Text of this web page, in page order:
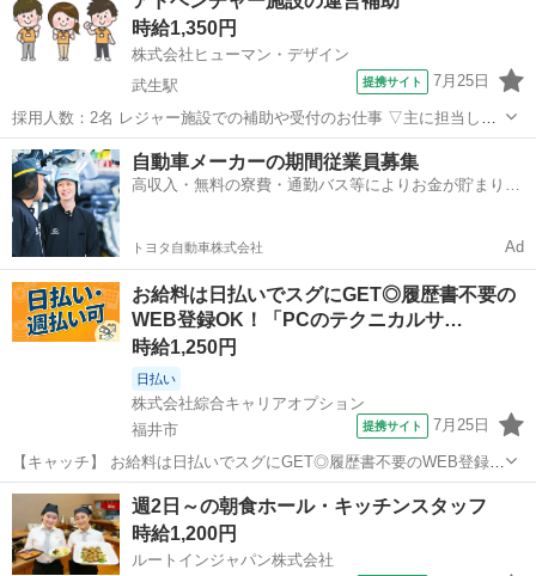
りのお仕事が見つかりま...
時給1,350円
株式会社ヒューマン・デザイン
武生駅
提携サイト 7月25日
採用人数：2名 レジャー施設での補助や受付のお仕事 ▽主に担当して
いただくお仕事はコチラ▽ ＊アクティビティーのインストラクター補
助 ＊装備品の装着の補助 ＊アクティビティーの受付 期間：7/22～
8/23 週2日～O...
福井 今立郡 武生駅
自動車メーカーの期間従業員募集
高収入・無料の寮費・通勤バス等によりお金が貯まりや
トヨタ自動車株式会社 Ad
お給料は日払いでスグにGET◎履歴書不要の
WEB登録OK！「PCのテクニカルサ…
時給1,250円
日払い
株式会社綜合キャリアオプション
福井市
提携サイト 7月25日
【キャッチ】 お給料は日払いでスグにGET◎履歴書不要のWEB登録
OK！「PCのテクニカルサポート」高時給1250円！仁愛女子高校周
辺！20代～40代のスタッフが多数活躍中★ 【コメント】 製造のお仕
事が豊富★未経験で働い...
福井 福井市 その他
週2日～の朝食ホール・キッチンスタッフ
時給1,200円
ルートインジャパン株式会社